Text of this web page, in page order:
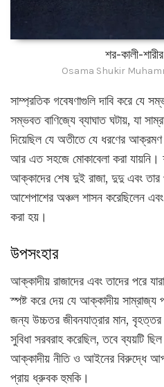
শর-কালী-
Osama Shukir
সাম্প্রতিক গবেষণাগুলি দাবি করে যে
সম্ভবত বাণিজ্যে ব্যাঘাত ঘটায়, যা
দিয়েছিল যে অতীতে যে ধরণের আক্রমণ
আর এত সহজে মোকাবেলা করা যায়নি।
আক্কাদের শেষ দুই রাজা, দুদু এবং
আশেপাশের অঞ্চল শাসন করেছিলেন
করা হয়।
উপসংহার
আক্কাদীয় রাজাদের এবং তাদের পরে
স্পষ্ট করে দেয় যে আক্কাদীয় সাম্রাজ্য
জন্য উচ্চতর জীবনযাত্রার মান,
সুবিধা সরবরাহ করেছিল, তবে ব্যয়টি
আক্কাদীয় নীতি ও আইনের বিরুদ্ধে
প্রায় ধ্রুবক হুমকি।